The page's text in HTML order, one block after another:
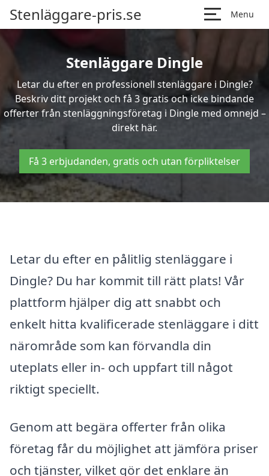
Stenläggare-pris.se Menu
Stenläggare Dingle
Letar du efter en professionell stenläggare i Dingle?
Beskriv ditt projekt och få 3 gratis och icke bindande
offerter från stenläggningsföretag i Dingle med omnejd –
direkt här.
Få 3 erbjudanden, gratis och utan förpliktelser
Letar du efter en pålitlig stenläggare i
Dingle? Du har kommit till rätt plats! Vår
plattform hjälper dig att snabbt och
enkelt hitta kvalificerade stenläggare i ditt
närområde som kan förvandla din
uteplats eller in- och uppfart till något
riktigt speciellt.
Genom att begära offerter från olika
företag får du möjlighet att jämföra priser
och tjänster, vilket gör det enklare än